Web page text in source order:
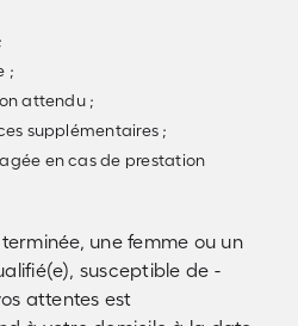
;
attendu ;
supplémentaires ;
en cas de prestation
une femme ou un
susceptible de -
attentes est